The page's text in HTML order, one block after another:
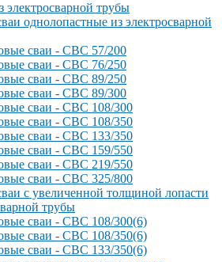
электросварной трубы
однолопастные из электросварной
сваи - СВС 57/200
сваи - СВС 76/250
сваи - СВС 89/250
сваи - СВС 89/300
сваи - СВС 108/300
сваи - СВС 108/350
сваи - СВС 133/350
сваи - СВС 159/550
сваи - СВС 219/550
сваи - СВС 325/800
с увеличенной толщиной лопасти
трубы
сваи - СВС 108/300(6)
сваи - СВС 108/350(6)
сваи - СВС 133/350(6)